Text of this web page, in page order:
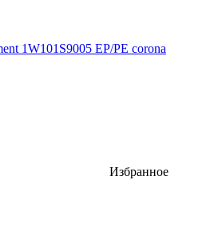
1W101S9005 EP/PE corona
Избранное